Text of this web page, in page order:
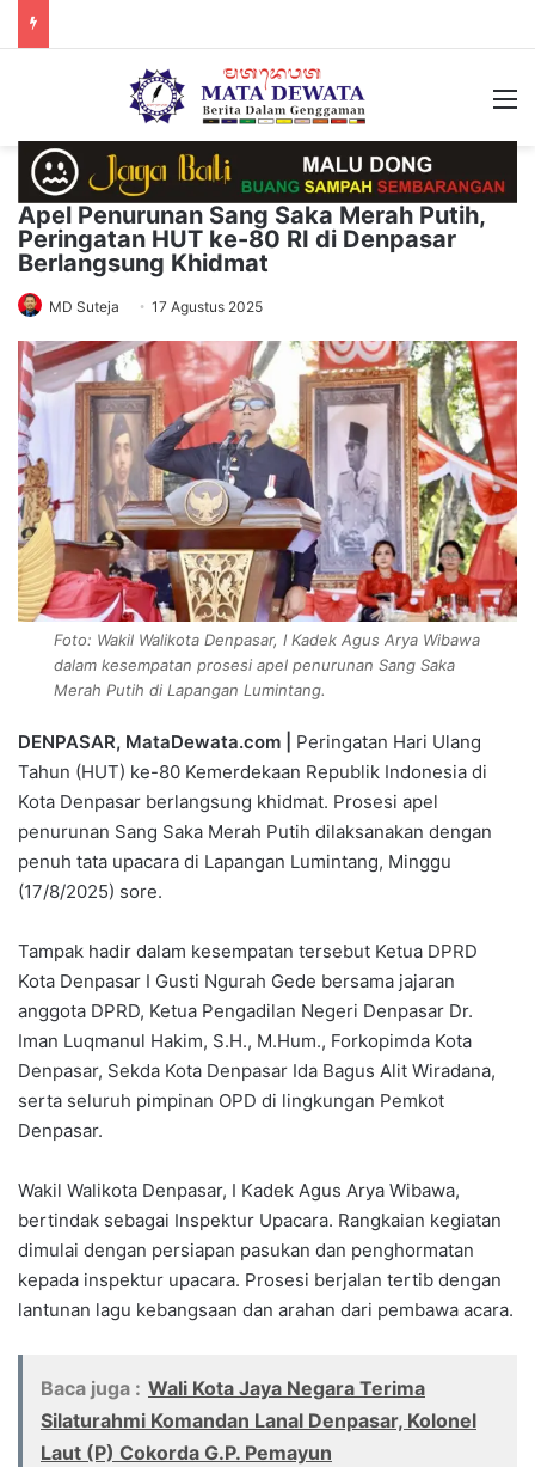
Apel Penurunan Sang Saka Merah Putih,
Peringatan HUT ke-80 RI di Denpasar
Berlangsung Khidmat
MD Suteja 17 Agustus 2025
Foto: Wakil Walikota Denpasar, I Kadek Agus Arya Wibawa
dalam kesempatan prosesi apel penurunan Sang Saka
Merah Putih di Lapangan Lumintang.
DENPASAR, MataDewata.com |
Peringatan Hari Ulang
Tahun (HUT) ke-80 Kemerdekaan Republik Indonesia di
Kota Denpasar berlangsung khidmat. Prosesi apel
penurunan Sang Saka Merah Putih dilaksanakan dengan
penuh tata upacara di Lapangan Lumintang, Minggu
(17/8/2025) sore.
Tampak hadir dalam kesempatan tersebut Ketua DPRD
Kota Denpasar I Gusti Ngurah Gede bersama jajaran
anggota DPRD, Ketua Pengadilan Negeri Denpasar Dr.
Iman Luqmanul Hakim, S.H., M.Hum., Forkopimda Kota
Denpasar, Sekda Kota Denpasar Ida Bagus Alit Wiradana,
serta seluruh pimpinan OPD di lingkungan Pemkot
Denpasar.
Wakil Walikota Denpasar, I Kadek Agus Arya Wibawa,
bertindak sebagai Inspektur Upacara. Rangkaian kegiatan
dimulai dengan persiapan pasukan dan penghormatan
kepada inspektur upacara. Prosesi berjalan tertib dengan
lantunan lagu kebangsaan dan arahan dari pembawa acara.
Baca juga : Wali Kota Jaya Negara Terima
Silaturahmi Komandan Lanal Denpasar, Kolonel
Laut (P) Cokorda G.P. Pemayun